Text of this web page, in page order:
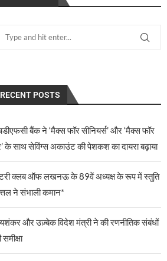
RECENT POSTS
बैंक ने ‘मैक्स फॉर सीनियर्स’ और ‘मैक्स फॉर
के साथ सेविंग्स अकाउंट की पेशकश का दायरा बढ़ाया
क्लब ऑफ लखनऊ के 89वें अध्यक्ष के रूप में स्तुति
ने संभाली कमान*
और उज़्बेक विदेश मंत्री ने की रणनीतिक संबंधों
समीक्षा